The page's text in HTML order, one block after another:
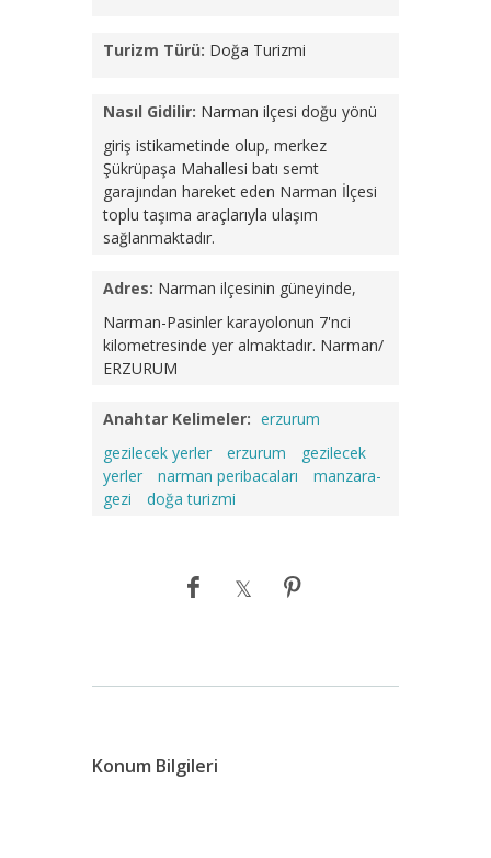
Turizm Türü: Doğa Turizmi
Nasıl Gidilir: Narman ilçesi doğu yönü
giriş istikametinde olup, merkez
Şükrüpaşa Mahallesi batı semt
garajından hareket eden Narman İlçesi
toplu taşıma araçlarıyla ulaşım
sağlanmaktadır.
Adres: Narman ilçesinin güneyinde,
Narman-Pasinler karayolonun 7'nci
kilometresinde yer almaktadır. Narman/
ERZURUM
Anahtar Kelimeler: erzurum
gezilecek yerler
erzurum
gezilecek
yerler
narman peribacaları
manzara-
gezi
doğa turizmi
Konum Bilgileri